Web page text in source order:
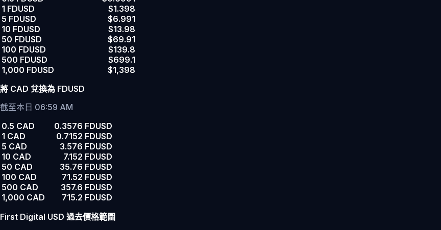
1 FDUSD
$1.398
5 FDUSD
$6.991
10 FDUSD
$13.98
50 FDUSD
$69.91
100 FDUSD
$139.8
500 FDUSD
$699.1
1,000 FDUSD
$1,398
將 CAD 兌換為 FDUSD
截至本日 06:59 AM
0.5 CAD
0.3576 FDUSD
1 CAD
0.7152 FDUSD
5 CAD
3.576 FDUSD
10 CAD
7.152 FDUSD
50 CAD
35.76 FDUSD
100 CAD
71.52 FDUSD
500 CAD
357.6 FDUSD
1,000 CAD
715.2 FDUSD
First Digital USD 過去價格範圍